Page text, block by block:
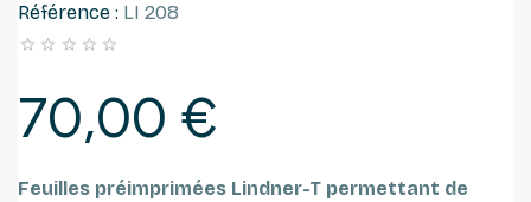
Référence : LI 208
    
70,00 €
Feuilles préimprimées Lindner-T permettant de